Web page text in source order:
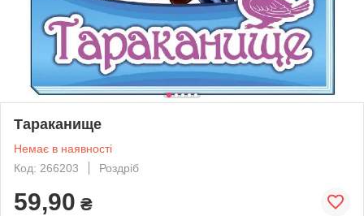
Тараканище
Немає в наявності
Код: 266203
Роздріб
59,90 ₴